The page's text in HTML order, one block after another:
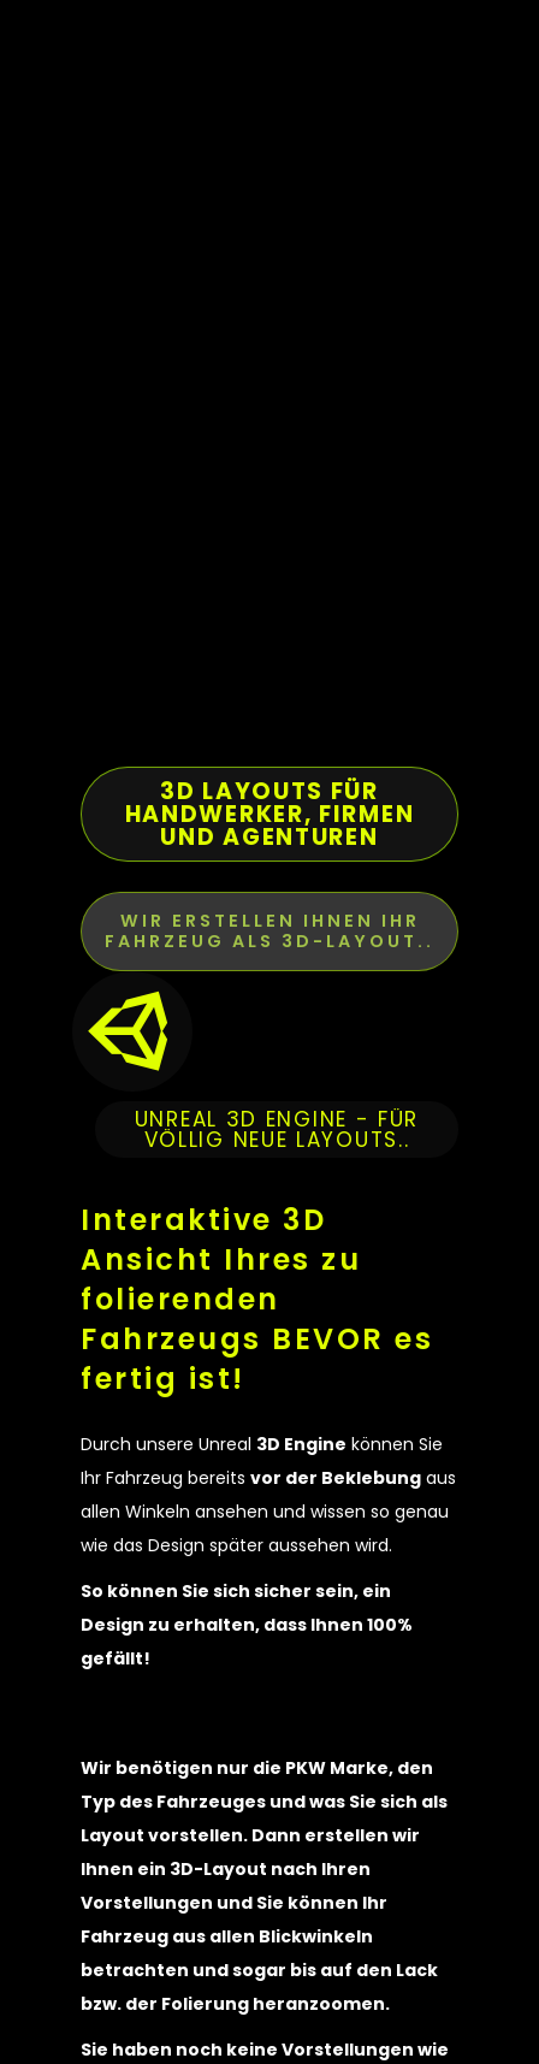
3D LAYOUTS FÜR
HANDWERKER, FIRMEN
UND AGENTUREN
WIR ERSTELLEN IHNEN IHR
FAHRZEUG ALS 3D-LAYOUT..
UNREAL 3D ENGINE - FÜR
VÖLLIG NEUE LAYOUTS..
Interaktive 3D
Ansicht Ihres zu
folierenden
Fahrzeugs BEVOR es
fertig ist!
Durch unsere Unreal 3D Engine können Sie
Ihr Fahrzeug bereitsvor der Beklebung aus
allen Winkeln ansehen und wissen so genau
wie das Design später aussehen wird.
So können Sie sich sicher sein, ein
Design zu erhalten, dass Ihnen 100%
gefällt!
Wir benötigen nur die PKW Marke, den
Typ des Fahrzeuges und was Sie sich als
Layout vorstellen. Dann erstellen wir
Ihnen ein 3D-Layout nach Ihren
Vorstellungen und Sie können Ihr
Fahrzeug aus allen Blickwinkeln
betrachten und sogar bis auf den Lack
bzw. der Folierung heranzoomen.
Sie haben noch keine Vorstellungen wie